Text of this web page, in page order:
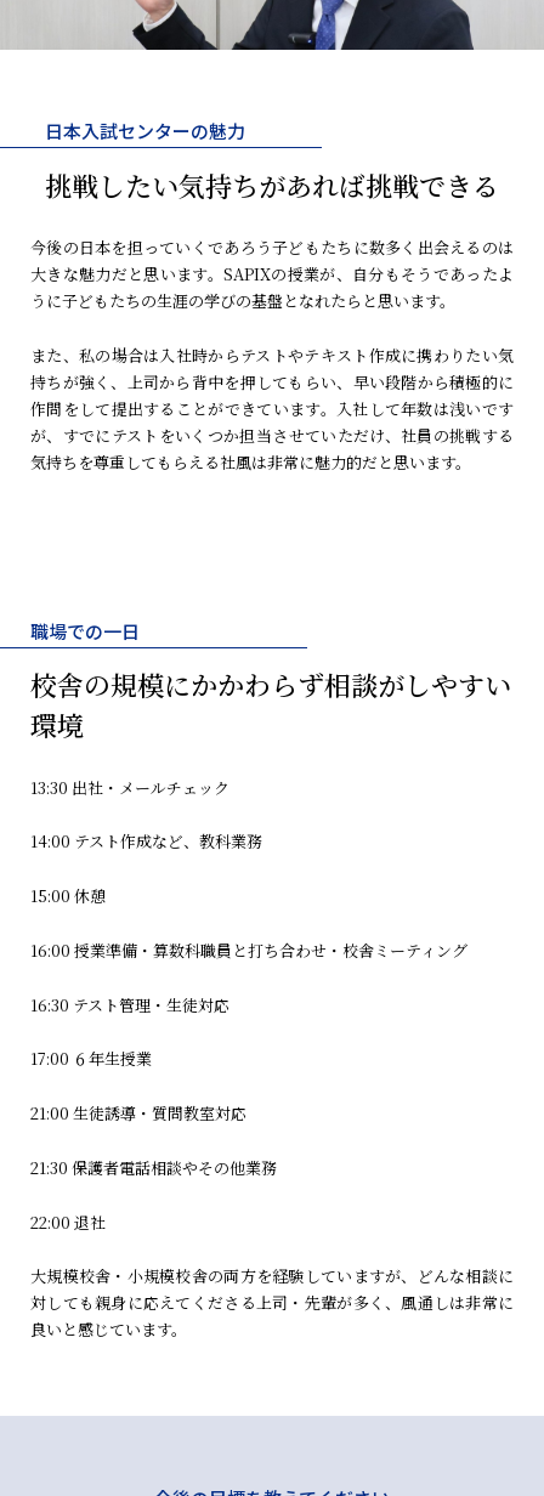
日本入試センターの魅力
挑戦したい気持ちがあれば挑戦できる
今後の日本を担っていくであろう子どもたちに数多く出会えるのは
大きな魅力だと思います。SAPIXの授業が、自分もそうであったよ
うに子どもたちの生涯の学びの基盤となれたらと思います。
また、私の場合は入社時からテストやテキスト作成に携わりたい気
持ちが強く、上司から背中を押してもらい、早い段階から積極的に
作問をして提出することができています。入社して年数は浅いです
が、すでにテストをいくつか担当させていただけ、社員の挑戦する
気持ちを尊重してもらえる社風は非常に魅力的だと思います。
職場での一日
校舎の規模にかかわらず相談がしやすい
環境
13:30 出社・メールチェック
14:00 テスト作成など、教科業務
15:00 休憩
16:00 授業準備・算数科職員と打ち合わせ・校舎ミーティング
16:30 テスト管理・生徒対応
17:00 ６年生授業
21:00 生徒誘導・質問教室対応
21:30 保護者電話相談やその他業務
22:00 退社
大規模校舎・小規模校舎の両方を経験していますが、どんな相談に
対しても親身に応えてくださる上司・先輩が多く、風通しは非常に
良いと感じています。